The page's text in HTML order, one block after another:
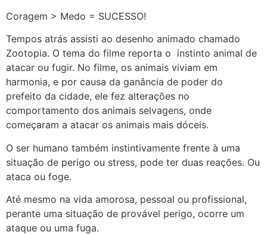
Coragem > Medo = SUCESSO!
Tempos atrás assisti ao desenho animado chamado
Zootopia. O tema do filme reporta o instinto animal de
atacar ou fugir. No filme, os animais viviam em
harmonia, e por causa da ganância de poder do
prefeito da cidade, ele fez alterações no
comportamento dos animais selvagens, onde
começaram a atacar os animais mais dóceis.
O ser humano também instintivamente frente à uma
situação de perigo ou stress, pode ter duas reações. Ou
ataca ou foge.
Até mesmo na vida amorosa, pessoal ou profissional,
perante uma situação de provável perigo, ocorre um
ataque ou uma fuga.